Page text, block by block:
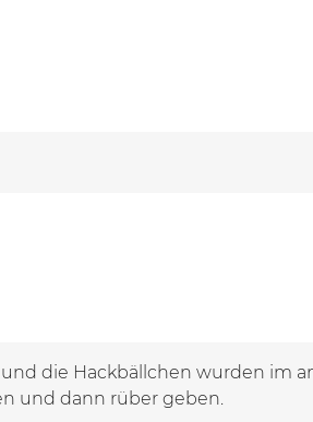
die Hackbällchen wurden im
und dann rüber geben.